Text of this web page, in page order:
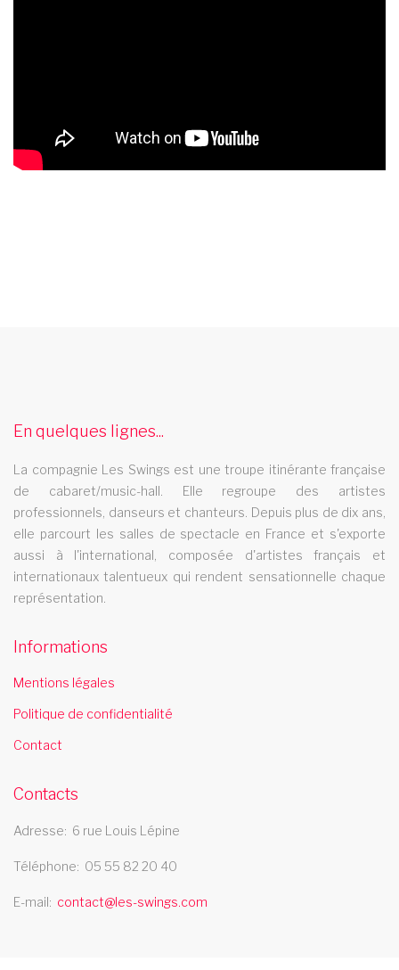
cabaret fontenay sous bois
Le cabaret Les Swings se deplace dans la ville de fontenay
sous bois
cabaret 71
Le cabaret Les Swings se deplace dans le departement 71
En quelques lignes...
La compagnie Les Swings est une troupe itinérante française
de cabaret/music-hall. Elle regroupe des artistes
professionnels, danseurs et chanteurs. Depuis plus de dix ans,
elle parcourt les salles de spectacle en France et s'exporte
aussi à l'international, composée d'artistes français et
internationaux talentueux qui rendent sensationnelle chaque
représentation.
Informations
Mentions légales
Politique de confidentialité
Contact
Contacts
Adresse 6 rue Louis Lépine
Téléphone 05 55 82 20 40
E-mail contact@les-swings.com